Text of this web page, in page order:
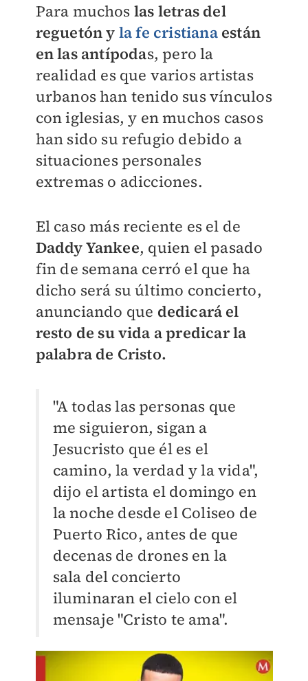
Para muchos las letras del
reguetón y la fe cristianaestán
en las antípodas, pero la
realidad es que varios artistas
urbanos han tenido sus vínculos
con iglesias, y en muchos casos
han sido su refugio debido a
situaciones personales
extremas o adicciones.
El caso más reciente es el de
Daddy Yankee, quien el pasado
fin de semana cerró el que ha
dicho será su último concierto,
anunciando que dedicará el
resto de su vida a predicar la
palabra de Cristo.
"A todas las personas que
me siguieron, sigan a
Jesucristo que él es el
camino, la verdad y la vida",
dijo el artista el domingo en
la noche desde el Coliseo de
Puerto Rico, antes de que
decenas de drones en la
sala del concierto
iluminaran el cielo con el
mensaje "Cristo te ama".